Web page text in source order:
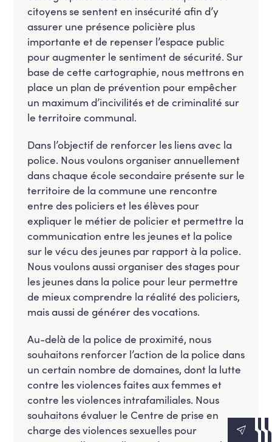
citoyens se sentent en insécurité afin d’y
assurer une présence policière plus
importante et de repenser l’espace public
pour augmenter le sentiment de sécurité. Sur
base de cette cartographie, nous mettrons en
place un plan de prévention pour empêcher
un maximum d’incivilités et de criminalité sur
le territoire communal.
Dans l’objectif de renforcer les liens avec la
police. Nous voulons organiser annuellement
dans chaque école secondaire présente sur le
territoire de la commune une rencontre
entre des policiers et les élèves pour
expliquer le métier de policier et permettre la
communication entre les jeunes et la police
sur le vécu des jeunes par rapport à la police.
Nous voulons aussi organiser des stages pour
les jeunes dans la police pour leur permettre
de mieux comprendre la réalité des policiers,
mais aussi de générer des vocations.
Au-delà de la police de proximité, nous
souhaitons renforcer l’action de la police dans
un certain nombre de domaines, dont la lutte
contre les violences faites aux femmes et
contre les violences intrafamiliales. Nous
souhaitons évaluer le Centre de prise en
charge des violences sexuelles pour